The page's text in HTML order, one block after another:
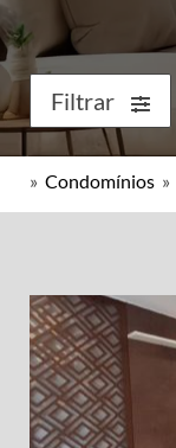
Filtrar
» Condomínios »